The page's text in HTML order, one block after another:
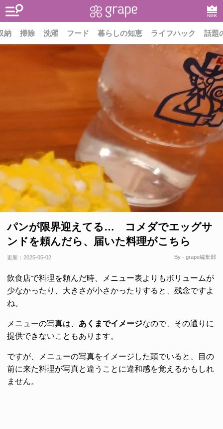
RANK
納 掃除 洗濯 フード 暮らしの知恵 ライフハック 話題
パンが限界迎えてる… コメダでエッグサ
ンドを頼んだら、届いた料理がこちら
更新： 2025-05-02 By - grape編集部
飲食店で料理を頼んだ時、メニュー表よりもボリュームが
少なかったり、大きさが小さかったりすると、残念ですよ
ね。
メニューの写真は、 あくまでイメージなので、その通りに
提供できないこともあります。
ですが、メニューの写真をイメージした頭でいると、目の
前に来た料理が写真と違うことに違和感を覚えるかもしれ
ません。